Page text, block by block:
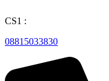
CS1 :
08815033830